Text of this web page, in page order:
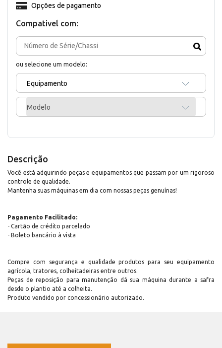
Compativel com:
ou selecione um modelo:
Equipamento
Modelo
Opções de pagamento
Descrição
Você está adquirindo peças e equipamentos que passam por um rigoroso
controle de qualidade.
Mantenha suas máquinas em dia com nossas peças genuínas!
Pagamento Facilitado:
- Cartão de crédito parcelado
- Boleto bancário à vista
Compre com segurança e qualidade produtos para seu equipamento
agrícola, tratores, colheitadeiras entre outros.
Peças de reposição para manutenção dá sua máquina durante a safra
desde o plantio até a colheita.
Produto vendido por concessionário autorizado.